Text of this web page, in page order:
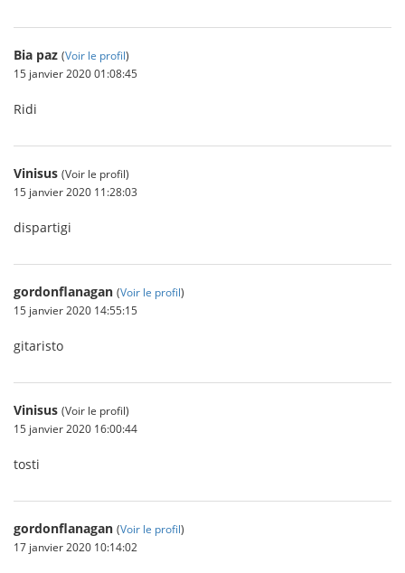
Bia paz (Voir le profil)
15 janvier 2020 01:08:45
Ridi
Vinisus (Voir le profil)
15 janvier 2020 11:28:03
dispartigi
gordonflanagan (Voir le profil)
15 janvier 2020 14:55:15
gitaristo
Vinisus (Voir le profil)
15 janvier 2020 16:00:44
tosti
gordonflanagan (Voir le profil)
17 janvier 2020 10:14:02